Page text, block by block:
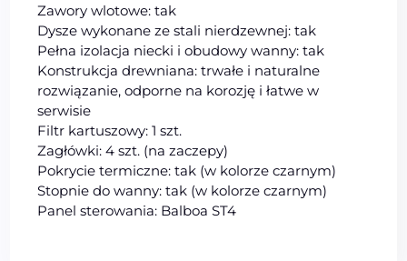
Zawory wlotowe: tak
Dysze wykonane ze stali nierdzewnej: tak
Pełna izolacja niecki i obudowy wanny: tak
Konstrukcja drewniana: trwałe i naturalne
rozwiązanie, odporne na korozję i łatwe w
serwisie
Filtr kartuszowy: 1 szt.
Zagłówki: 4 szt. (na zaczepy)
Pokrycie termiczne: tak (w kolorze czarnym)
Stopnie do wanny: tak (w kolorze czarnym)
Panel sterowania: Balboa ST4